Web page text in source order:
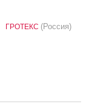
ГРОТЕКС (Россия)